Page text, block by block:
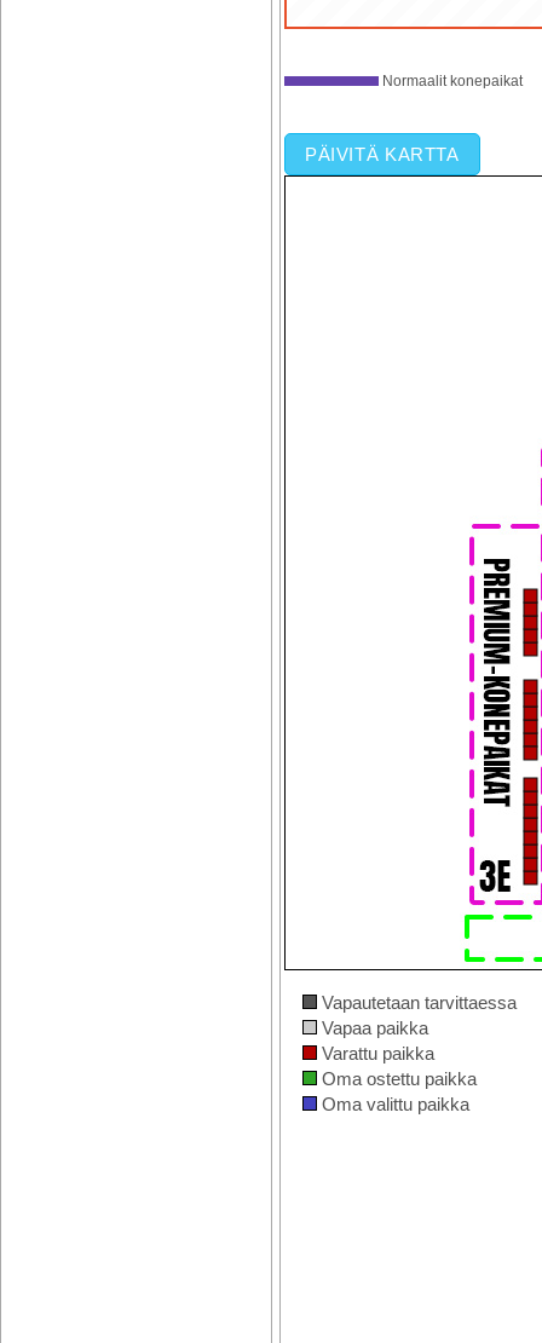
Normaalit konepaikat
PÄIVITÄ KARTTA
Vapautetaan tarvittaessa
Vapaa paikka
Varattu paikka
Oma ostettu paikka
Oma valittu paikka